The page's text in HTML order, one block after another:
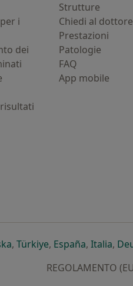
i
dei
Strutture
Chiedi al dottore
Prestazioni
Patologie
FAQ
App mobile
si apre in una nuova
, Türkiyesi apre in una
, Españasi apre in
, Italiasi
,
REGOLAMENTO